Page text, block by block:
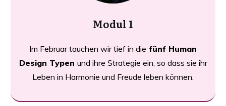
Modul 1
Im Februar tauchen wir tief in die fünf Human
Design Typen und ihre Strategie ein, so dass sie ihr
Leben in Harmonie und Freude leben können.